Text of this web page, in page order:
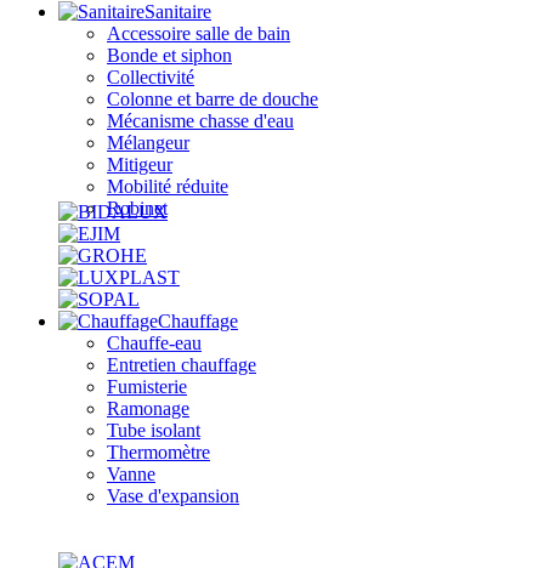
Sanitaire
Accessoire salle de bain
Bonde et siphon
Collectivité
Colonne et barre de douche
Mécanisme chasse d'eau
Mélangeur
Mitigeur
Mobilité réduite
Robinet
Chauffage
Chauffe-eau
Entretien chauffage
Fumisterie
Ramonage
Tube isolant
Thermomètre
Vanne
Vase d'expansion